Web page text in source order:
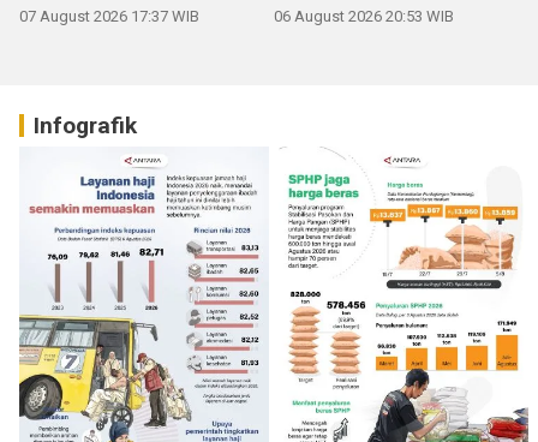
07 August 2026 17:37 WIB 06 August 2026 20:53 WIB
Infografik